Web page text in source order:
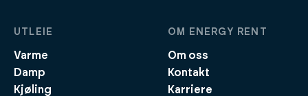
UTLEIE
Varme
Damp
Kjøling
OM ENERGY RENT
Om oss
Kontakt
Karriere